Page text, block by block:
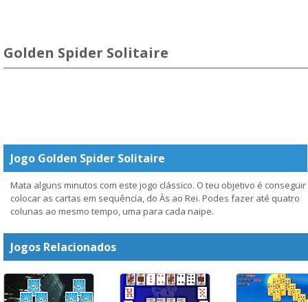
Golden Spider Solitaire
Jogo Golden Spider Solitaire
Mata alguns minutos com este jogo clássico. O teu objetivo é conseguir
colocar as cartas em sequência, do Às ao Rei. Podes fazer até quatro
colunas ao mesmo tempo, uma para cada naipe.
Jogos Relacionados